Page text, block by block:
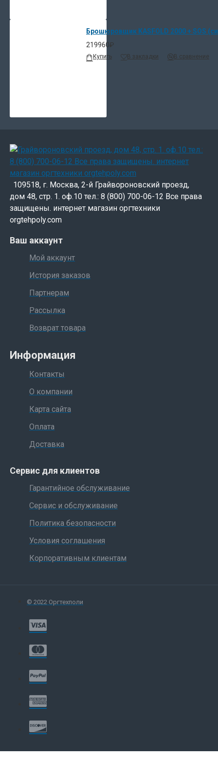
Брошюровщик KASFOLD 2000 + SOS
219960₽
Купить В закладки В сравнение
109518, г. Москва, 2-й Грайвороновский проезд,
дом 48, стр. 1. оф.10 тел.: 8 (800) 700-06-12 Все права
защищены. интернет магазин оргтехники
orgtehpoly.com
Ваш аккаунт
Мой аккаунт
История заказов
Партнерам
Рассылка
Возврат товара
Информация
Контакты
О компании
Карта сайта
Оплата
Доставка
Сервис для клиентов
Гарантийное обслуживание
Сервис и обслуживание
Политика безопасности
Условия соглашения
Корпоративным клиентам
© 2022 Оргтехполи